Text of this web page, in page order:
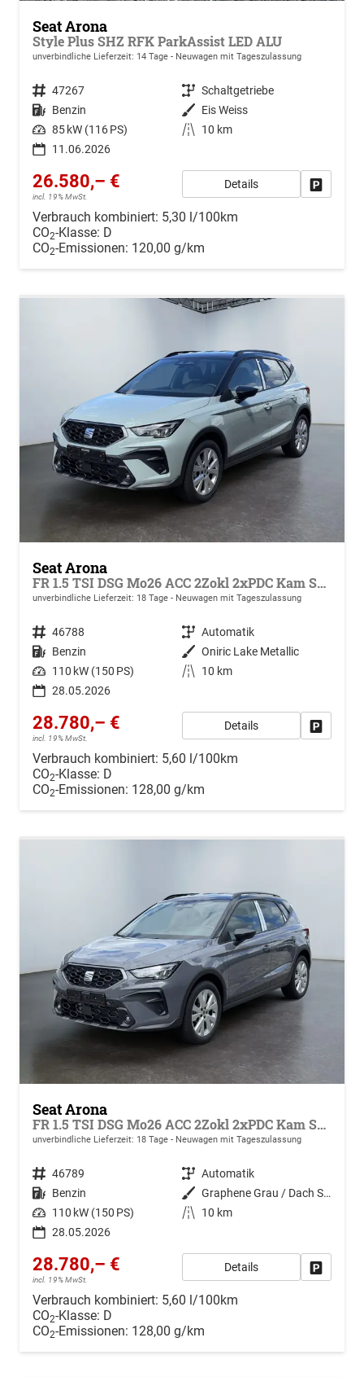
Seat Arona
Style Plus SHZ RFK ParkAssist LED ALU
unverbindliche Lieferzeit: 14 Tage Neuwagen mit Tageszulassung
Fahrzeugnr. 47267 Getriebe Schaltgetriebe
Kraftstoff Benzin Außenfarbe Eis Weiss
Leistung 85 kW (116 PS) Kilometerstand
10 km
11.06.2026
26.580,– €
incl. 19% MwSt.
Details
Verbrauch kombiniert: 5,30 l/100km
CO2-Klasse: D
CO2-Emissionen: 120,00 g/km
Seat Arona
FR 1.5 TSI DSG Mo26 ACC 2Zokl 2xPDC Kam SHZ Full Link
unverbindliche Lieferzeit: 18 Tage Neuwagen mit Tageszulassung
Fahrzeugnr. 46788 Getriebe Automatik
Kraftstoff Benzin Außenfarbe Oniric Lake Metallic
Leistung 110 kW (150 PS) Kilometerstand
10 km
28.05.2026
28.780,– €
incl. 19% MwSt.
Details
Verbrauch kombiniert: 5,60 l/100km
CO2-Klasse: D
CO2-Emissionen: 128,00 g/km
Seat Arona
FR 1.5 TSI DSG Mo26 ACC 2Zokl 2xPDC Kam SHZ Full Link
unverbindliche Lieferzeit: 18 Tage Neuwagen mit Tageszulassung
Fahrzeugnr. 46789 Getriebe Automatik
Kraftstoff Benzin Außenfarbe
Graphene Grau / Dach Schwarz
Leistung 110 kW (150 PS) Kilometerstand
10 km
28.05.2026
28.780,– €
incl. 19% MwSt.
Details
Verbrauch kombiniert: 5,60 l/100km
CO2-Klasse: D
CO2-Emissionen: 128,00 g/km